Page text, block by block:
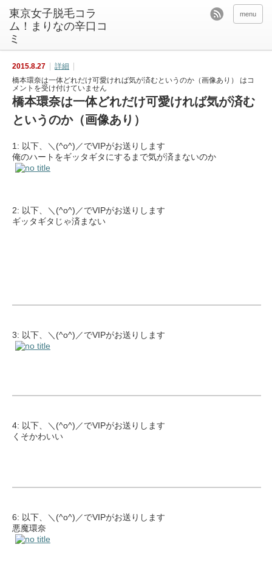
東京女子脱毛コラ
ム！まりなの辛口コ
ミ
menu
2015.8.27
詳細
橋本環奈は一体どれだけ可愛ければ気が済むというのか（画像あり） はコ
メントを受け付けていません
橋本環奈は一体どれだけ可愛ければ気が済む
というのか（画像あり）
1: 以下、＼(^o^)／でVIPがお送りします
俺のハートをギッタギタにするまで気が済まないのか
2: 以下、＼(^o^)／でVIPがお送りします
ギッタギタじゃ済まない
3: 以下、＼(^o^)／でVIPがお送りします
4: 以下、＼(^o^)／でVIPがお送りします
くそかわいい
6: 以下、＼(^o^)／でVIPがお送りします
悪魔環奈